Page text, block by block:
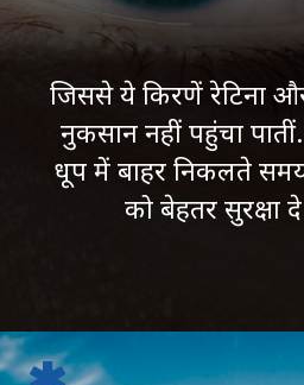
जिससे ये किरणें रेटिना
नुकसान नहीं पहुंचा
धूप में बाहर निकलते
को बेहतर सुरक्षा